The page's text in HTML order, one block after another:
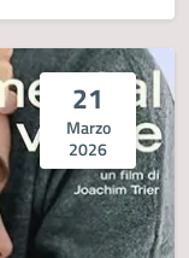
21
Marzo
2026